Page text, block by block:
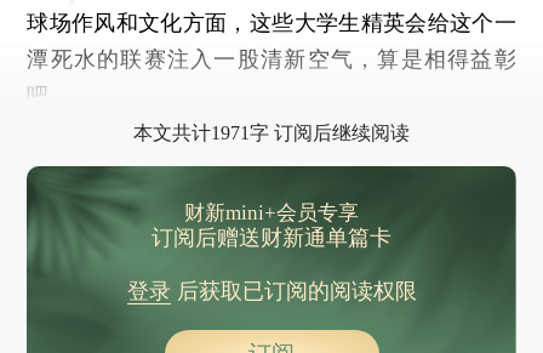
球场作风和文化方面，这些大学生精英会给这个一
潭死水的联赛注入一股清新空气，算是相得益彰
吧。
本文共计1971字 订阅后继续阅读
财新mini+会员专享
订阅后赠送财新通单篇卡
登录后获取已订阅的阅读权限